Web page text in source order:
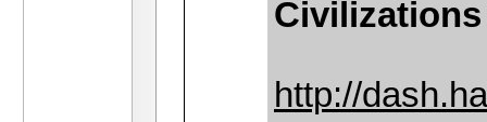
Civilizations
http://